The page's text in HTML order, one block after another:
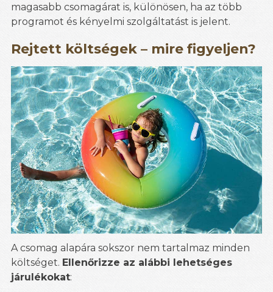
magasabb csomagárat is, különösen, ha az több
programot és kényelmi szolgáltatást is jelent.
Rejtett költségek – mire figyeljen?
A csomag alapára sokszor nem tartalmaz minden
költséget. Ellenőrizze az alábbi lehetséges
járulékokat: